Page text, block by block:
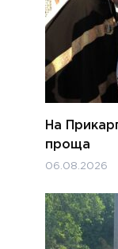
На
проща
06.08.2026